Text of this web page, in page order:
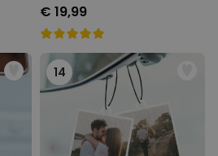
€ 19,99
14